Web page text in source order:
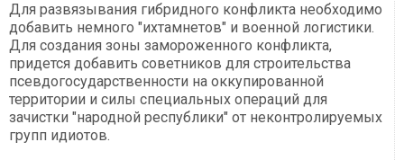
Для развязывания гибридного конфликта необходимо
добавить немного "ихтамнетов" и военной логистики.
Для создания зоны замороженного конфликта,
придется добавить советников для строительства
псевдогосударственности на оккупированной
территории и силы специальных операций для
зачистки "народной республики" от неконтролируемых
групп идиотов.